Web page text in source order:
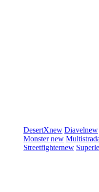
DesertXnew Diavelnew
Monsternew
Streetfighternew